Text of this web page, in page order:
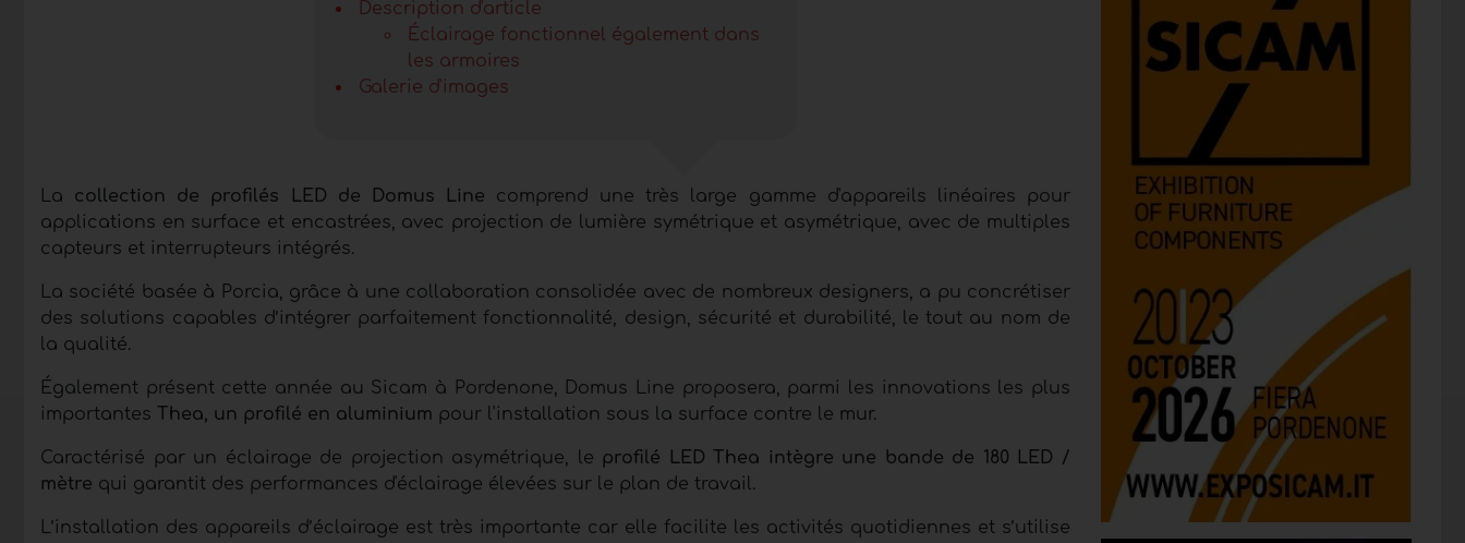
Description d'article
Éclairage fonctionnel également dans
les armoires
Galerie d'images
La collection de profilés LED de Domus Line comprend une très large gamme d'appareils linéaires pour
applications en surface et encastrées, avec projection de lumière symétrique et asymétrique, avec de multiples
capteurs et interrupteurs intégrés.
La société basée à Porcia, grâce à une collaboration consolidée avec de nombreux designers, a pu concrétiser
des solutions capables d’intégrer parfaitement fonctionnalité, design, sécurité et durabilité, le tout au nom de
la qualité.
Également présent cette année au Sicam à Pordenone, Domus Line proposera, parmi les innovations les plus
importantes
Thea, un profilé en aluminium pour l'installation sous la surface contre le mur.
Caractérisé par un éclairage de projection asymétrique, le profilé LED Thea intègre une bande de 180 LED /
mètre qui garantit des performances d'éclairage élevées sur le plan de travail.
L’installation des appareils d’éclairage est très importante car elle facilite les activités quotidiennes et s’utilise